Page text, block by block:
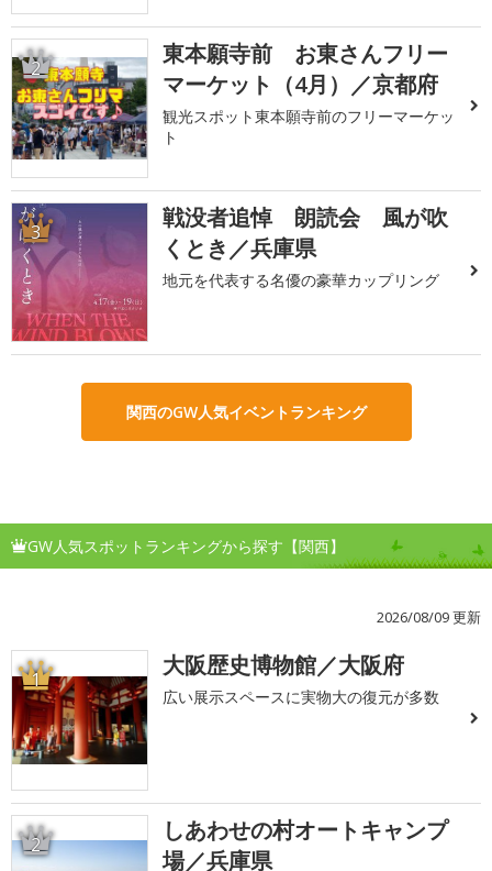
2
東本願寺前 お東さんフリー
マーケット（4月）／京都府
観光スポット東本願寺前のフリーマーケッ
ト
3
戦没者追悼 朗読会 風が吹
くとき／兵庫県
地元を代表する名優の豪華カップリング
関西のGW人気イベントランキング
GW人気スポットランキングから探す【関西】
2026/08/09 更新
1 大阪歴史博物館／大阪府
広い展示スペースに実物大の復元が多数
2
しあわせの村オートキャンプ
場／兵庫県